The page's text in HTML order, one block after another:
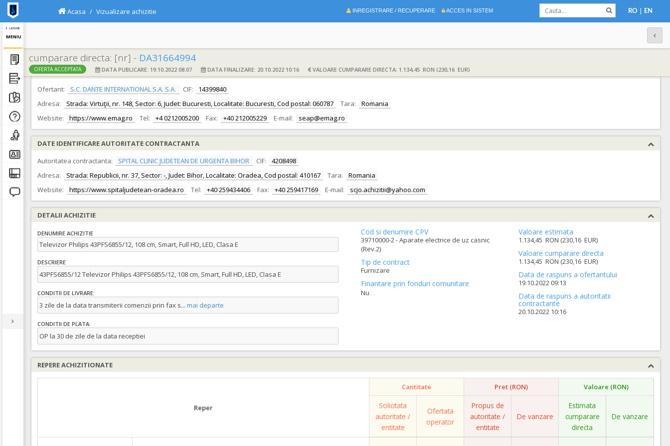
E - LICITATIE
MENIU
INREGISTRARE / RECUPERARE ACCES IN SISTEM RO | EN
Acasa Vizualizare achizitie
cumparare directa: [nr] - DA31664994
OFERTA ACCEPTATA DATA PUBLICARE: 19.10.2022 08:07 DATA FINALIZARE: 20.10.2022 10:16 VALOARE CUMPARARE DIRECTA: 1.134,45 RON (230,16 EUR)
DATE IDENTIFICARE OFERTANT
Ofertant:
S.C. DANTE INTERNATIONAL S.A. S.A. CIF:
14399840
Adresa:
Strada: Virtuţii, nr. 148, Sector: 6, Judet: Bucuresti, Localitate: Bucuresti, Cod postal: 060787 Tara:
Romania
Website:
https://www.emag.ro Tel: +4 0212005200 Fax: +40 212005229 E-mail: seap@emag.ro
DATE IDENTIFICARE AUTORITATE CONTRACTANTA
Autoritatea contractanta:
SPITAL CLINIC JUDETEAN DE URGENTA BIHOR CIF:
4208498
Adresa:
Strada: Republicii, nr. 37, Sector: -, Judet: Bihor, Localitate: Oradea, Cod postal: 410167 Tara:
Romania
Website:
https://www.spitaljudetean-oradea.ro Tel: +40 259434406 Fax: +40 259417169 E-mail: scjo.achizitii@yahoo.com
DETALII ACHIZITIE
DENUMIRE ACHIZITIE
Televizor Philips 43PFS6855/12, 108 cm, Smart, Full HD, LED, Clasa E
DESCRIERE
43PFS6855/12 Televizor Philips 43PFS6855/12, 108 cm, Smart, Full HD, LED, Clasa E
CONDITII DE LIVRARE:
3 zile de la data transmiterii comenzii prin fax s... mai departe
CONDITII DE PLATA:
OP la 30 de zile de la data receptiei
Cod si denumire CPV
39710000-2 - Aparate electrice de uz casnic
(Rev.2)
Tip de contract
Furnizare
Finantare prin fonduri comunitare
Nu
Valoare estimata
1.134,45 RON (230,16 EUR)
Valoare cumparare directa
1.134,45 RON (230,16 EUR)
Data de raspuns a ofertantului
19.10.2022 09:13
Data de raspuns a autoritatii
contractante
20.10.2022 10:16
REPERE ACHIZITIONATE
Reper
Cantitate Pret (RON) Valoare (RON)
Solicitata
autoritate /
entitate
Ofertata
operator
Propus de
autoritate /
entitate
De vanzare
Estimata
cumparare
directa
De vanzare